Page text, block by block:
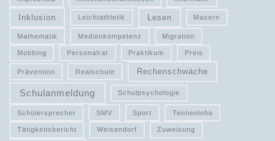
Inklusion Leichtathletik Lesen Masern
Mathematik Medienkompetenz Migration
Mobbing Personalrat Praktikum Preis
Prävention Realschule Rechenschwäche
Schulanmeldung Schulpsychologie
Schülersprecher SMV Sport Tennenlohe
Tätigkeitsbericht Weisendorf Zuweisung